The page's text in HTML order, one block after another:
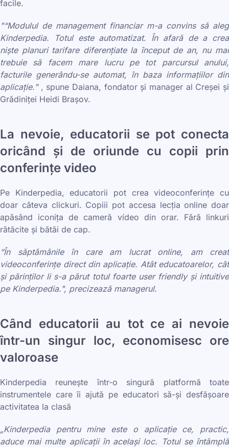
facile.
"“Modulul de management financiar m-a convins să aleg
Kinderpedia. Totul este automatizat. În afară de a crea
niște planuri tarifare diferențiate la început de an, nu mai
trebuie să facem mare lucru pe tot parcursul anului,
facturile generându-se automat, în baza informațiilor din
aplicație.” , spune Daiana, fondator și manager al Creșei și
Grădiniței Heidi Brașov.
La nevoie, educatorii se pot conecta
oricând și de oriunde cu copii prin
conferințe video
Pe Kinderpedia, educatorii pot crea videoconferințe cu
doar câteva clickuri. Copiii pot accesa lecția online doar
apăsând iconița de cameră vídeo din orar. Fără linkuri
rătăcite și bătăi de cap.
“În săptămânile în care am lucrat online, am creat
videoconferințe direct din aplicație. Atât educatoarelor, cât
și părinților li s-a părut totul foarte user friendly și intuitive
pe Kinderpedia.", precizează managerul.
Când educatorii au tot ce ai nevoie
într-un singur loc, economisesc ore
valoroase
Kinderpedia reunește într-o singură platformă toate
instrumentele care îi ajută pe educatori să-și desfășoare
activitatea la clasă
„Kinderpedia pentru mine este o aplicație ce, practic,
aduce mai multe aplicații în același loc. Totul se întâmplă